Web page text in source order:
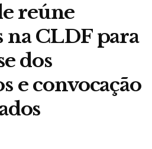
reúne
na CLDF para
dos
e convocação